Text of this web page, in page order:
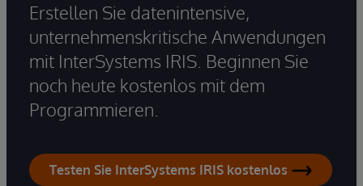
Erstellen Sie datenintensive,
unternehmenskritische Anwendungen
mit InterSystems IRIS. Beginnen Sie
noch heute kostenlos mit dem
Programmieren.
Testen Sie InterSystems IRIS kostenlos